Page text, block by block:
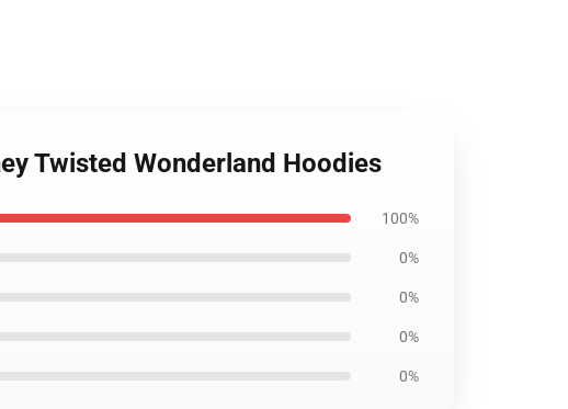
Twisted Wonderland Hoodies
100%
0%
0%
0%
0%